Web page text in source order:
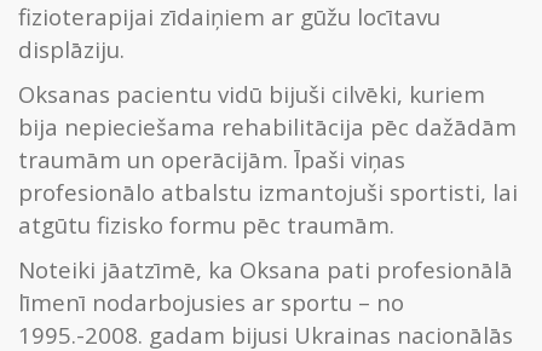
fizioterapijai zīdaiņiem ar gūžu locītavu
displāziju.
Oksanas pacientu vidū bijuši cilvēki, kuriem
bija nepieciešama rehabilitācija pēc dažādām
traumām un operācijām. Īpaši viņas
profesionālo atbalstu izmantojuši sportisti, lai
atgūtu fizisko formu pēc traumām.
Noteiki jāatzīmē, ka Oksana pati profesionālā
līmenī nodarbojusies ar sportu – no
1995.-2008. gadam bijusi Ukrainas nacionālās